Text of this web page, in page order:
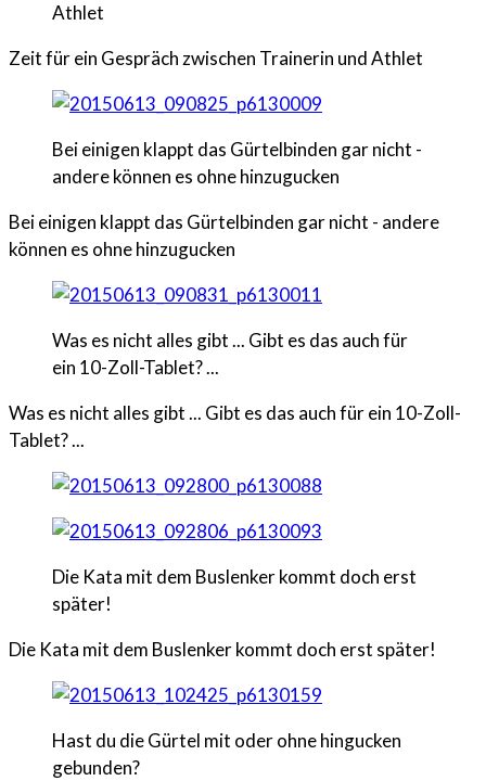
Athlet
Zeit für ein Gespräch zwischen Trainerin und Athlet
Bei einigen klappt das Gürtelbinden gar nicht -
andere können es ohne hinzugucken
Bei einigen klappt das Gürtelbinden gar nicht - andere
können es ohne hinzugucken
Was es nicht alles gibt ... Gibt es das auch für
ein 10-Zoll-Tablet? ...
Was es nicht alles gibt ... Gibt es das auch für ein 10-Zoll-
Tablet? ...
Die Kata mit dem Buslenker kommt doch erst
später!
Die Kata mit dem Buslenker kommt doch erst später!
Hast du die Gürtel mit oder ohne hingucken
gebunden?